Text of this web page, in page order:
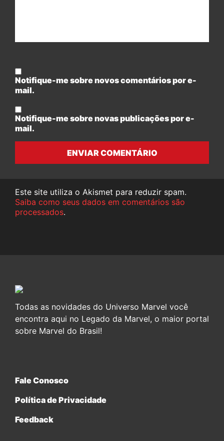
Notifique-me sobre novos comentários por e-
mail.
Notifique-me sobre novas publicações por e-
mail.
ENVIAR COMENTÁRIO
Este site utiliza o Akismet para reduzir spam.
Saiba como seus dados em comentários são
processados.
Todas as novidades do Universo Marvel você
encontra aqui no Legado da Marvel, o maior portal
sobre Marvel do Brasil!
Fale Conosco
Política de Privacidade
Feedback